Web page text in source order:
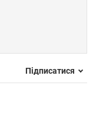
Підписатися